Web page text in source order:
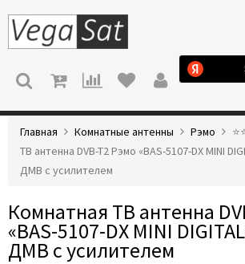
МЕНЮ
Главная Комнатные антенны Рэмо
ТВ антенна DVB-T2 Рэмо «BAS-5107-DX MINI
ДМВ с усилителем
Комнатная ТВ антенна
«BAS-5107-DX MINI
ДМВ с усилителем